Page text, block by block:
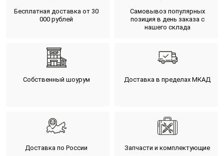
Бесплатная доставка от 30
000 рублей
Самовывоз популярных
позиция в день заказа с
нашего склада
Собственный шоурум Доставка в пределах МКАД
Доставка по России Запчасти и комплектующие